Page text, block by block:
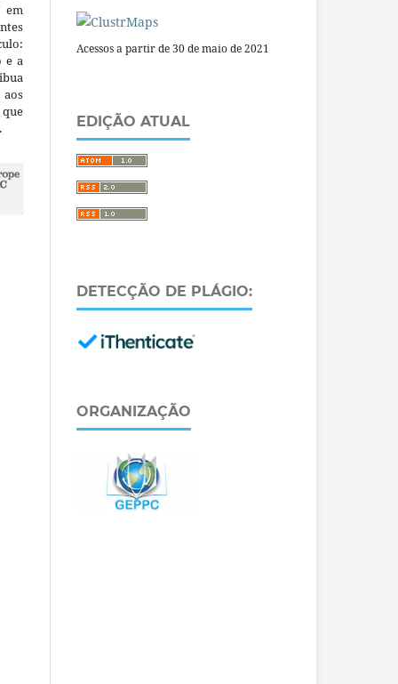
em
e a
Acessos a partir de 30 de maio de 2021
EDIÇÃO ATUAL
DETECÇÃO DE PLÁGIO:
ORGANIZAÇÃO